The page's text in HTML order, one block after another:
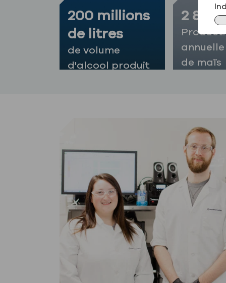
200 millions
de litres
de volume
d'alcool produit
2 800
de maïs